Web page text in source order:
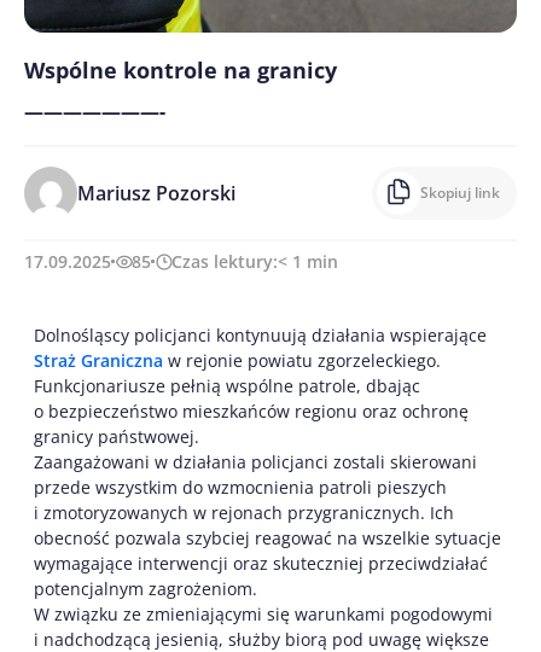
Wspólne kontrole na granicy
———————-
Mariusz Pozorski Skopiuj link
17.09.2025 85 Czas lektury:< 1 min
Dolnośląscy policjanci kontynuują działania wspierające
Straż Graniczna w rejonie powiatu zgorzeleckiego.
Funkcjonariusze pełnią wspólne patrole, dbając
o bezpieczeństwo mieszkańców regionu oraz ochronę
granicy państwowej.
Zaangażowani w działania policjanci zostali skierowani
przede wszystkim do wzmocnienia patroli pieszych
i zmotoryzowanych w rejonach przygranicznych. Ich
obecność pozwala szybciej reagować na wszelkie sytuacje
wymagające interwencji oraz skuteczniej przeciwdziałać
potencjalnym zagrożeniom.
W związku ze zmieniającymi się warunkami pogodowymi
i nadchodzącą jesienią, służby biorą pod uwagę większe